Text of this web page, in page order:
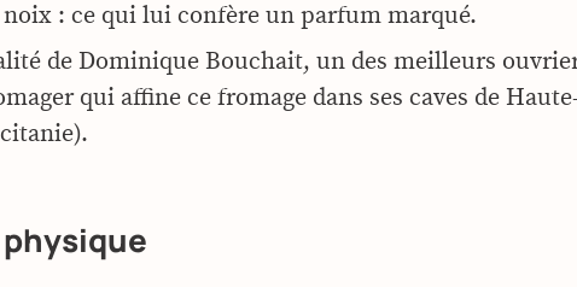
: ce qui lui confère un parfum marqué.
de Dominique Bouchait, un des meilleurs
qui affine ce fromage dans ses caves de